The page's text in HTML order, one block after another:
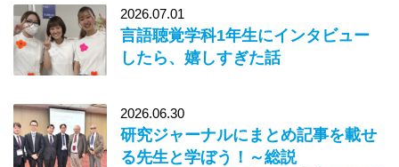
2026.07.01
言語聴覚学科1年生にインタビュー
したら、嬉しすぎた話
2026.06.30
研究ジャーナルにまとめ記事を載せ
る先生と学ぼう！～総説